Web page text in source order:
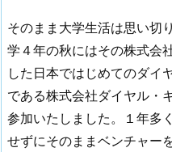
そのまま大学生活は思い切
学４年の秋にはその株式会
した日本ではじめてのダイ
である株式会社ダイヤル・
参加いたしました。１年多
せずにそのままベンチャー